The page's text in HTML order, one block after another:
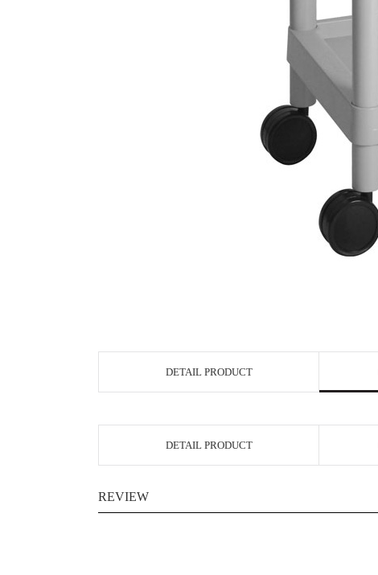
DETAIL PRODUCT
DETAIL PRODUCT
REVIEW